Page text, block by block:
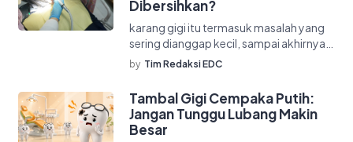
Dibersihkan?
karang gigi itu termasuk masalah yang
sering dianggap kecil, sampai akhirnya
dia muncul dalam bentuk yang lebih
dramatis: […]
by Tim Redaksi EDC
Tambal Gigi Cempaka Putih:
Jangan Tunggu Lubang Makin
Besar